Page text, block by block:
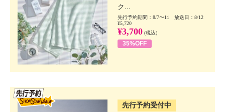
ク...
先行予約期間：8/7〜11 放送日：8/12
¥5,720
¥3,700 (税込)
35%OFF
先行予約受付中